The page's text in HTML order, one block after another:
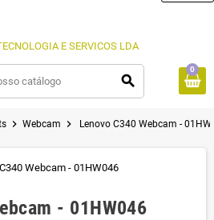
search
0
chevron_right Webcam chevron_right Lenovo C340 Webcam -
- 01HW046